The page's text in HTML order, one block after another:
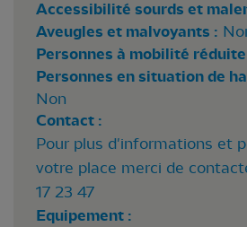
Accessibilité sourds et
Aveugles et malvoyants :
Personnes à mobilité
Personnes en situation de
Non
Contact :
Pour plus d'informations et
votre place merci de
17 23 47
Equipement :